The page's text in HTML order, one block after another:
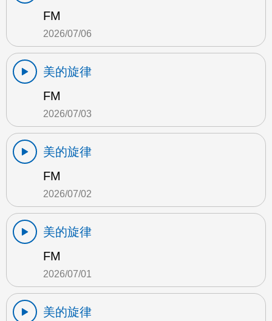
FM
2026/07/06
美的旋律
FM
2026/07/03
美的旋律
FM
2026/07/02
美的旋律
FM
2026/07/01
美的旋律